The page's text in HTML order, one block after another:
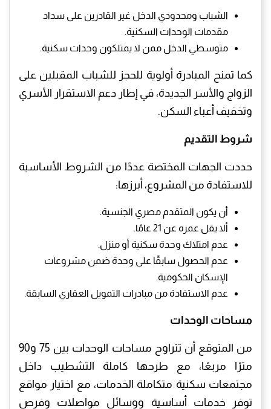
الشباب ومحدودي الدخل غير القادرين على سداد
مقدمات الوحدات السكنية.
متوسطي الدخل ممن لا يمتلكون وحدات سكنية.
كما تمنح المبادرة أولوية للحجز للشباب المقبلين على
الزواج والأسر الجديدة، في إطار دعم الاستقرار الأسري
وتخفيف أعباء السكن.
شروط التقديم
حددت الجهات المختصة عددًا من الشروط الأساسية
للاستفادة من المشروع، أبرزها:
أن يكون المتقدم مصري الجنسية.
ألا يقل عمره عن 21 عامًا.
عدم امتلاك وحدة سكنية أو منزل.
عدم الحصول سابقًا على وحدة ضمن مشروعات
الإسكان الحكومية.
عدم الاستفادة من مبادرات التمويل العقاري السابقة.
مساحات الوحدات
من المتوقع أن تتراوح مساحات الوحدات بين 75 و90
مترًا مربعًا، مع طرحها كاملة التشطيب داخل
مجتمعات سكنية متكاملة الخدمات، مع اختيار مواقع
توفر خدمات أساسية ووسائل مواصلات وفرص